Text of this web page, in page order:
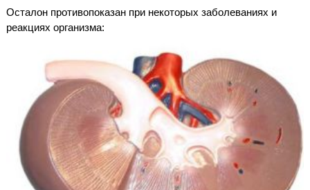
Осталон противопоказан при некоторых заболеваниях и
реакциях организма: